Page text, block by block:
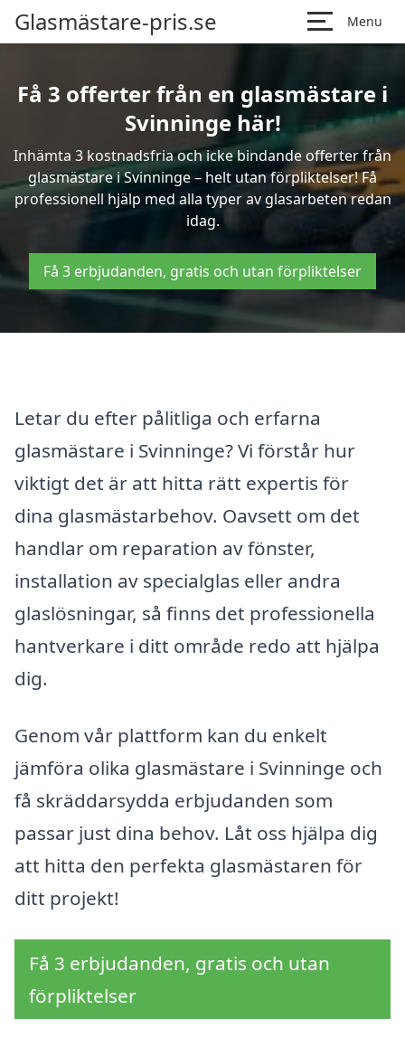
Glasmästare-pris.se Menu
Få 3 offerter från en glasmästare i
Svinninge här!
Inhämta 3 kostnadsfria och icke bindande offerter från
glasmästare i Svinninge – helt utan förpliktelser! Få
professionell hjälp med alla typer av glasarbeten redan
idag.
Få 3 erbjudanden, gratis och utan förpliktelser
Letar du efter pålitliga och erfarna
glasmästare i Svinninge? Vi förstår hur
viktigt det är att hitta rätt expertis för
dina glasmästarbehov. Oavsett om det
handlar om reparation av fönster,
installation av specialglas eller andra
glaslösningar, så finns det professionella
hantverkare i ditt område redo att hjälpa
dig.
Genom vår plattform kan du enkelt
jämföra olika glasmästare i Svinninge och
få skräddarsydda erbjudanden som
passar just dina behov. Låt oss hjälpa dig
att hitta den perfekta glasmästaren för
ditt projekt!
Få 3 erbjudanden, gratis och utan
förpliktelser